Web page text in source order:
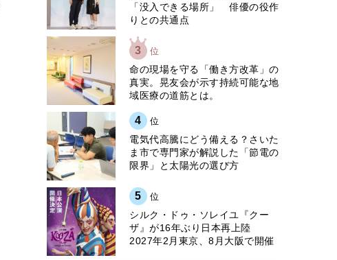
「没入できる場所」 俳優の役作
りとの共通点
3 位
​命の現場を守る「働き方改革」の
真実。晃友会が示す持続可能な地
域医療の道筋とは。
4 位
電気代高騰にどう備える？さいた
ま市で専門家が解説した「節電の
限界」と太陽光の選び方
5 位
シルク・ドゥ・ソレイユ『クー
ザ』が16年ぶり日本再上陸
2027年2月東京、8月大阪で開催